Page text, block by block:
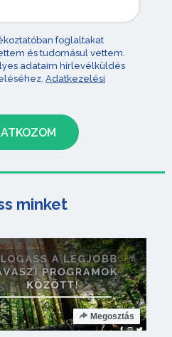
foglaltakat
és tudomásul vettem.
adataim hírlevélküldés
Adatkezelési
minket
Megosztás